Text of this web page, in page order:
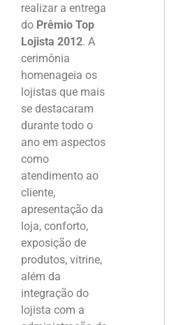
realizar a entrega
do Prêmio Top
Lojista 2012. A
cerimônia
homenageia os
lojistas que mais
se destacaram
durante todo o
ano em aspectos
como
atendimento ao
cliente,
apresentação da
loja, conforto,
exposição de
produtos, vitrine,
além da
integração do
lojista com a